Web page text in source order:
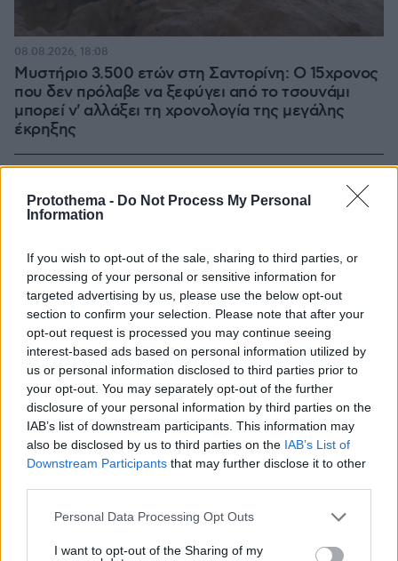
Protothema - Do Not Process My Personal
Information
If you wish to opt-out of the sale, sharing to third parties, or
processing of your personal or sensitive information for
targeted advertising by us, please use the below opt-out
section to confirm your selection. Please note that after your
opt-out request is processed you may continue seeing
interest-based ads based on personal information utilized by
us or personal information disclosed to third parties prior to
your opt-out. You may separately opt-out of the further
disclosure of your personal information by third parties on the
IAB’s list of downstream participants. This information may
also be disclosed by us to third parties on the IAB’s List of
Downstream Participants that may further disclose it to other
Please note that this website/app uses one or more Google
not limited to your visit or usage behaviour. You may click to
Personal Data Processing Opt Outs
I want to opt-out of the Sharing of my
Μυστήριο 3.500 ετών στη Σαντορίνη: Ο 15χρονος
που δεν πρόλαβε να ξεφύγει από το τσουνάμι
μπορεί ν' αλλάξει τη χρονολογία της μεγάλης
έκρηξης
08.08.2026, 18:08